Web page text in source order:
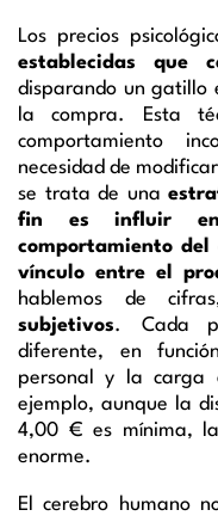
Los precios
establecidas que
disparando un gatillo
la compra. Esta
comportamiento
necesidad de
se trata de una
fin es influir en
comportamiento del
vínculo entre el
hablemos de
subjetivos.
Cada
diferente, en
personal y la carga
ejemplo, aunque la
4,00 € es mínima,
enorme.
El cerebro humano